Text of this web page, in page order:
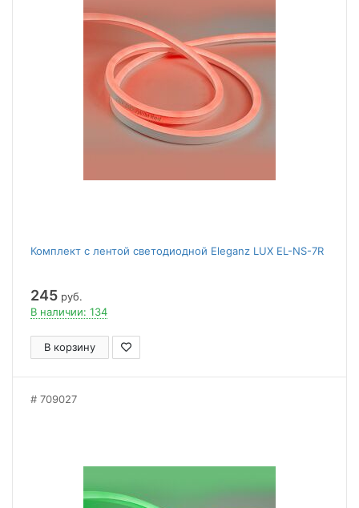
Комплект с лентой светодиодной Eleganz LUX EL-NS-7R
245 руб.
В наличии: 134
В корзину
709027